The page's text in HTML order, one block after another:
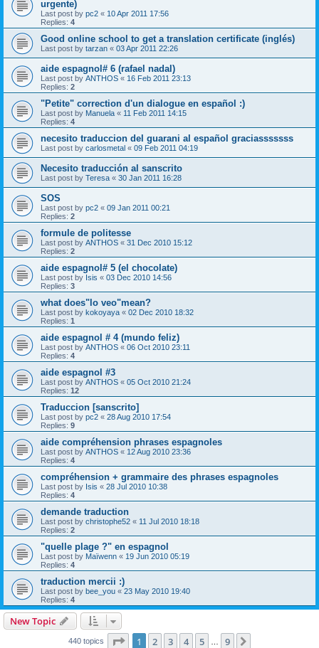
urgente)
Last post by pc2 « 10 Apr 2011 17:56
Replies: 4
Good online school to get a translation certificate (inglés)
Last post by tarzan « 03 Apr 2011 22:26
aide espagnol# 6 (rafael nadal)
Last post by ANTHOS « 16 Feb 2011 23:13
Replies: 2
"Petite" correction d'un dialogue en español :)
Last post by Manuela « 11 Feb 2011 14:15
Replies: 4
necesito traduccion del guarani al español graciasssssss
Last post by carlosmetal « 09 Feb 2011 04:19
Necesito traducción al sanscrito
Last post by Teresa « 30 Jan 2011 16:28
SOS
Last post by pc2 « 09 Jan 2011 00:21
Replies: 2
formule de politesse
Last post by ANTHOS « 31 Dec 2010 15:12
Replies: 2
aide espagnol# 5 (el chocolate)
Last post by Isis « 03 Dec 2010 14:56
Replies: 3
what does"lo veo"mean?
Last post by kokoyaya « 02 Dec 2010 18:32
Replies: 1
aide espagnol # 4 (mundo feliz)
Last post by ANTHOS « 06 Oct 2010 23:11
Replies: 4
aide espagnol #3
Last post by ANTHOS « 05 Oct 2010 21:24
Replies: 12
Traduccion [sanscrito]
Last post by pc2 « 28 Aug 2010 17:54
Replies: 9
aide compréhension phrases espagnoles
Last post by ANTHOS « 12 Aug 2010 23:36
Replies: 4
compréhension + grammaire des phrases espagnoles
Last post by Isis « 28 Jul 2010 10:38
Replies: 4
demande traduction
Last post by christophe52 « 11 Jul 2010 18:18
Replies: 2
"quelle plage ?" en espagnol
Last post by Maïwenn « 19 Jun 2010 05:19
Replies: 4
traduction mercii :)
Last post by bee_you « 23 May 2010 19:40
Replies: 4
New Topic
440 topics Page 1of 9
1 2 3 4 5 … 9